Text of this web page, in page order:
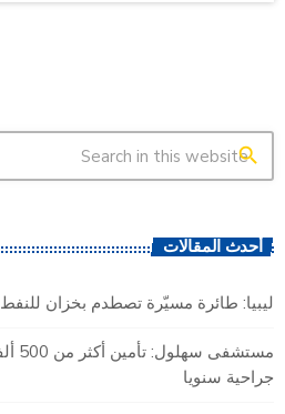
search
أحدث المقالات
ليبيا: طائرة مسيّرة تصطدم بخزان للنفط
جراحية سنويا